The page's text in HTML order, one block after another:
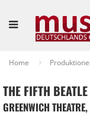
Home
THE FIFTH BEATLE
GREENWICH